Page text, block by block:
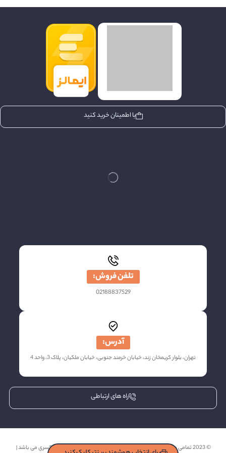
با اطمینان خرید کنید
تلفن فروش:
02188837529
آدرس:
تهران، بلوار کریمخان زند، خیابان خرمند جنوبی، خیابان ملکیان، پلاک 3، واحد 4
راه های ارتباطی
© 2023 تمامی حقوق مادی و معنوی این وب سایت برای شرکت رایانه نصر کسری می باشد |